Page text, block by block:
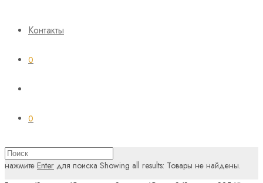
Контакты
0
0
нажмите Enter для поиска Showing all results: Товары не найдены.